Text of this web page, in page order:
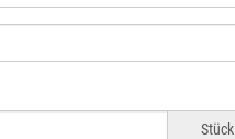
Stück